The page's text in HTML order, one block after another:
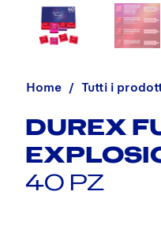
Home Tutti i
DUREX
40 PZ